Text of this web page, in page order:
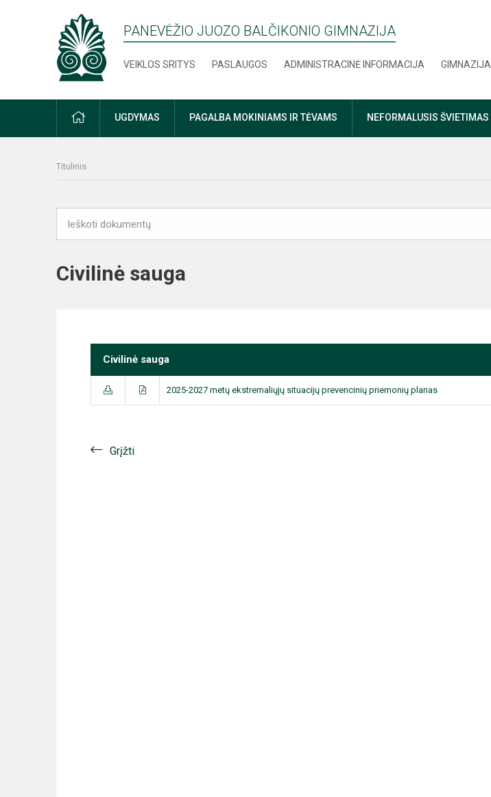
PANEVĖŽIO JUOZO BALČIKONIO GIMNAZIJA
VEIKLOS SRITYS PASLAUGOS ADMINISTRACINĖ INFORMACIJA GIMNAZIJA
PRADŽIAUGDYMAS PAGALBA MOKINIAMS IR TĖVAMS NEFORMALUSIS ŠVIETIMAS
Titulinis
Civilinė sauga
Civilinė sauga
2025-2027 metų ekstremaliųjų situacijų prevencinių priemonių planas
Grįžti